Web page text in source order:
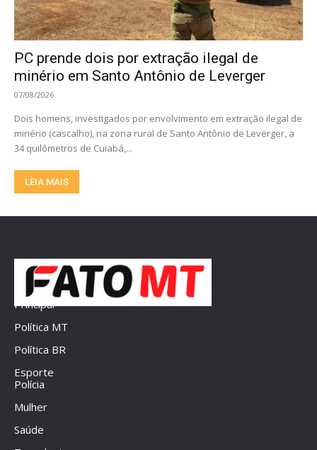
PC prende dois por extração ilegal de
minério em Santo Antônio de Leverger
07/08/2026
Dois homens, investigados por envolvimento em extração ilegal de
minério (cascalho), na zona rural de Santo Antônio de Leverger, a
34 quilômetros de Cuiabá,...
LEIA MAIS
Principal
Política MT
Política BR
Esporte
Polícia
Mulher
Saúde